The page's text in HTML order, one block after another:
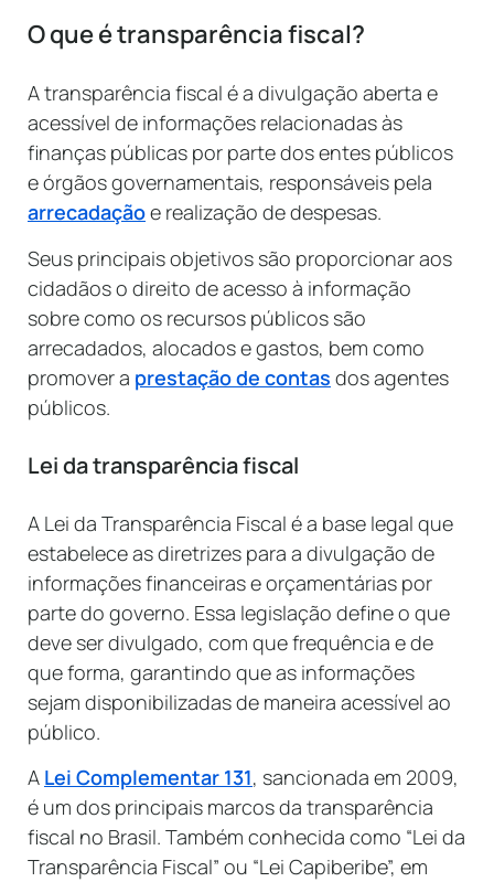
O que é transparência fiscal?
A transparência fiscal é a divulgação aberta e
acessível de informações relacionadas às
finanças públicas por parte dos entes públicos
e órgãos governamentais, responsáveis pela
arrecadaçãoe realização de despesas.
Seus principais objetivos são proporcionar aos
cidadãos o direito de acesso à informação
sobre como os recursos públicos são
arrecadados, alocados e gastos, bem como
promover a prestação de contas dos agentes
públicos.
Lei da transparência fiscal
A Lei da Transparência Fiscal é a base legal que
estabelece as diretrizes para a divulgação de
informações financeiras e orçamentárias por
parte do governo. Essa legislação define o que
deve ser divulgado, com que frequência e de
que forma, garantindo que as informações
sejam disponibilizadas de maneira acessível ao
público.
A Lei Complementar 131, sancionada em 2009,
é um dos principais marcos da transparência
fiscal no Brasil. Também conhecida como “Lei da
Transparência Fiscal” ou “Lei Capiberibe”, em